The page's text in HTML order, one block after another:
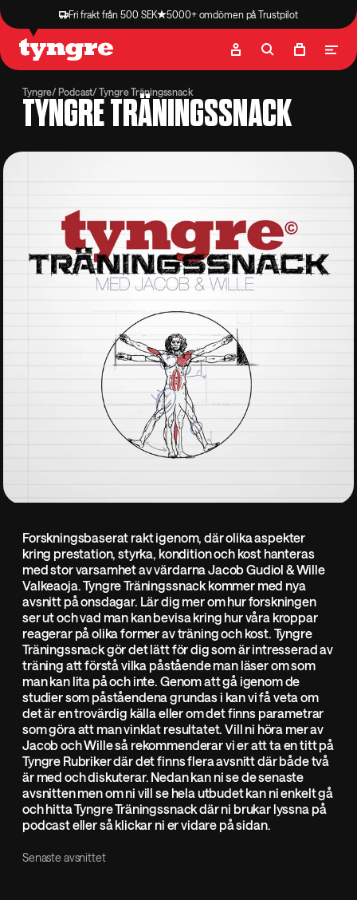
Fri frakt från 500 SEK 5000+ omdömen på Trustpilot
Butik Recept
Tyngre Podcast Tyngre Träningssnack
TYNGRE TRÄNINGSSNACK
Forskningsbaserat rakt igenom, där olika aspekter
kring prestation, styrka, kondition och kost hanteras
med stor varsamhet av värdarna Jacob Gudiol & Wille
Valkeaoja. Tyngre Träningssnack kommer med nya
avsnitt på onsdagar. Lär dig mer om hur forskningen
ser ut och vad man kan bevisa kring hur våra kroppar
reagerar på olika former av träning och kost. Tyngre
Träningssnack gör det lätt för dig som är intresserad av
träning att förstå vilka påstående man läser om som
man kan lita på och inte. Genom att gå igenom de
studier som påståendena grundas i kan vi få veta om
det är en trovärdig källa eller om det finns parametrar
som göra att man vinklat resultatet. Vill ni höra mer av
Jacob och Wille så rekommenderar vi er att ta en titt på
Tyngre Rubriker där det finns flera avsnitt där både två
är med och diskuterar. Nedan kan ni se de senaste
avsnitten men om ni vill se hela utbudet kan ni enkelt gå
och hitta Tyngre Träningssnack där ni brukar lyssna på
podcast eller så klickar ni er vidare på sidan.
Senaste avsnittet